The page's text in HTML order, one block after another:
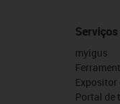
Serviços
myigus
Expositor
Portal de